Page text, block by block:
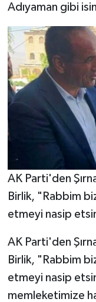
Adıyaman gibi
AK Parti'den
Birlik, "Rabbim
etmeyi nasip
AK Parti'den
Birlik, "Rabbim
etmeyi nasip
memleketimize